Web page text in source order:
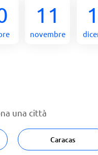
11
novembre
una città
Caracas